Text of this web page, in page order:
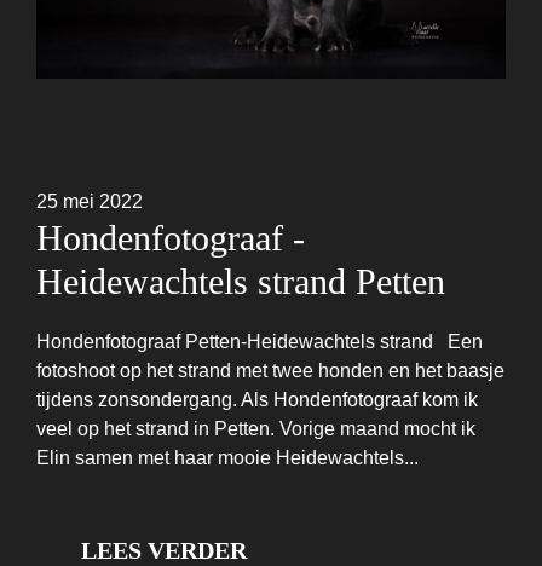
25 mei 2022
Hondenfotograaf -
Heidewachtels strand Petten
Hondenfotograaf Petten-Heidewachtels strand Een
fotoshoot op het strand met twee honden en het baasje
tijdens zonsondergang. Als Hondenfotograaf kom ik
veel op het strand in Petten. Vorige maand mocht ik
Elin samen met haar mooie Heidewachtels...
LEES VERDER